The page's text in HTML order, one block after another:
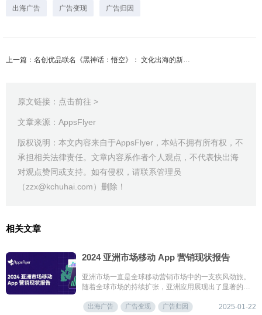
出海广告 广告变现 广告归因
上一篇：名创优品联名《黑神话：悟空》： 文化出海的新解法？
原文链接： 点击前往 >
文章来源：AppsFlyer
版权说明：本文内容来自于AppsFlyer，本站不拥有所有权，不
承担相关法律责任。文章内容系作者个人观点，不代表快出海
对观点赞同或支持。如有侵权，请联系管理员
（zzx@kchuhai.com）删除！
相关文章
2024 亚洲市场移动 App 营销现状报告
亚洲市场一直是全球移动营销市场中的一支疾风劲旅。
随着全球市场的持续扩张，亚洲应用展现出了显著的增
内掀起了新的浪潮。
出海广告 广告变现 广告归因 2025-01-22